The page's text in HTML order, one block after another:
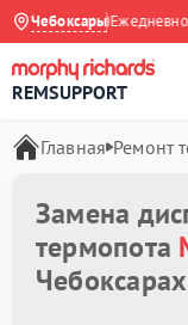
Чебоксары
Яндекс Ежедневно с
REMSUPPORT
Главная Ремонт
Замена
термопота
Чебоксарах